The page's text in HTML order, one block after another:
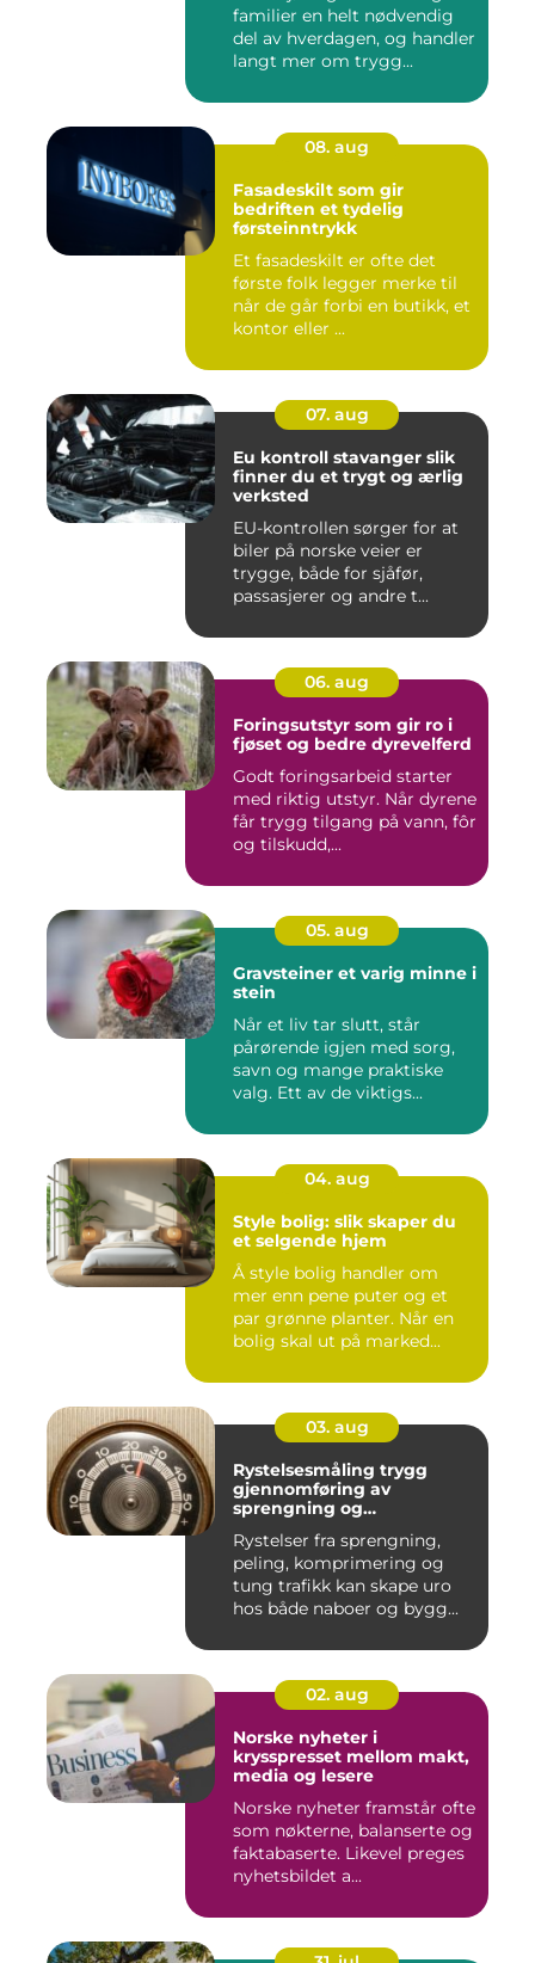
familier en helt nødvendig
del av hverdagen, og handler
langt mer om trygg...
08. aug
Fasadeskilt som gir
bedriften et tydelig
førsteinntrykk
Et fasadeskilt er ofte det
første folk legger merke til
når de går forbi en butikk, et
kontor eller ...
07. aug
Eu kontroll stavanger slik
finner du et trygt og ærlig
verksted
EU-kontrollen sørger for at
biler på norske veier er
trygge, både for sjåfør,
passasjerer og andre t...
06. aug
Foringsutstyr som gir ro i
fjøset og bedre dyrevelferd
Godt foringsarbeid starter
med riktig utstyr. Når dyrene
får trygg tilgang på vann, fôr
og tilskudd,...
05. aug
Gravsteiner et varig minne i
stein
Når et liv tar slutt, står
pårørende igjen med sorg,
savn og mange praktiske
valg. Ett av de viktigs...
04. aug
Style bolig: slik skaper du
et selgende hjem
Å style bolig handler om
mer enn pene puter og et
par grønne planter. Når en
bolig skal ut på marked...
03. aug
Rystelsesmåling trygg
gjennomføring av
sprengning og
Rystelser fra sprengning,
peling, komprimering og
tung trafikk kan skape uro
hos både naboer og bygg...
02. aug
Norske nyheter i
krysspresset mellom makt,
media og lesere
Norske nyheter framstår ofte
som nøkterne, balanserte og
faktabaserte. Likevel preges
nyhetsbildet a...